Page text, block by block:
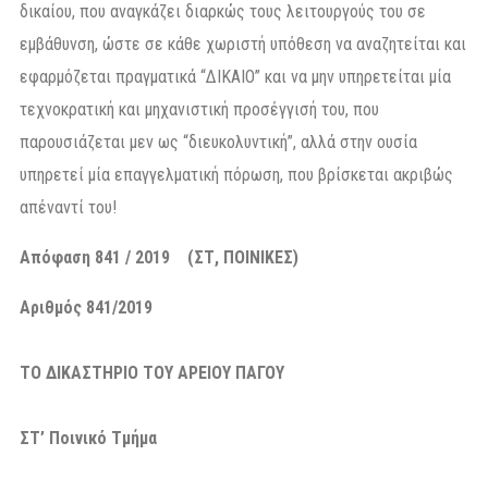
δικαίου, που αναγκάζει διαρκώς τους λειτουργούς του σε
εμβάθυνση, ώστε σε κάθε χωριστή υπόθεση να αναζητείται και
εφαρμόζεται πραγματικά “ΔΙΚΑΙΟ” και να μην υπηρετείται μία
τεχνοκρατική και μηχανιστική προσέγγισή του, που
παρουσιάζεται μεν ως “διευκολυντική”, αλλά στην ουσία
υπηρετεί μία επαγγελματική πόρωση, που βρίσκεται ακριβώς
απέναντί του!
Απόφαση 841 / 2019 (ΣΤ, ΠΟΙΝΙΚΕΣ)
Αριθμός 841/2019
ΤΟ ΔΙΚΑΣΤΗΡΙΟ ΤΟΥ ΑΡΕΙΟΥ ΠΑΓΟΥ
ΣΤ’ Ποινικό Τμήμα